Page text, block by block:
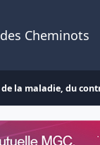
Cheminots
la maladie, du